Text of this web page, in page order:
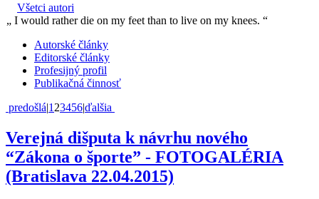
Všetci autori
„ I would rather die on my feet than to live on my knees. “
Autorské články
Editorské články
Profesijný profil
Publikačná činnosť
predošlá|1 23456|ďalšia
Verejná dišputa k návrhu nového
“Zákona o športe” - FOTOGALÉRIA
(Bratislava 22.04.2015)